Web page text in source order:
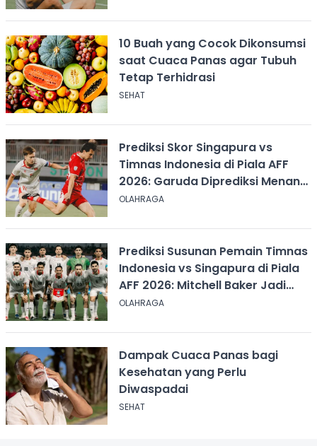
10 Buah yang Cocok Dikonsumsi
saat Cuaca Panas agar Tubuh
Tetap Terhidrasi
SEHAT
Prediksi Skor Singapura vs
Timnas Indonesia di Piala AFF
2026: Garuda Diprediksi Menang
Tipis
OLAHRAGA
Prediksi Susunan Pemain Timnas
Indonesia vs Singapura di Piala
AFF 2026: Mitchell Baker Jadi
Andalan Lini Depan
OLAHRAGA
Dampak Cuaca Panas bagi
Kesehatan yang Perlu
Diwaspadai
SEHAT